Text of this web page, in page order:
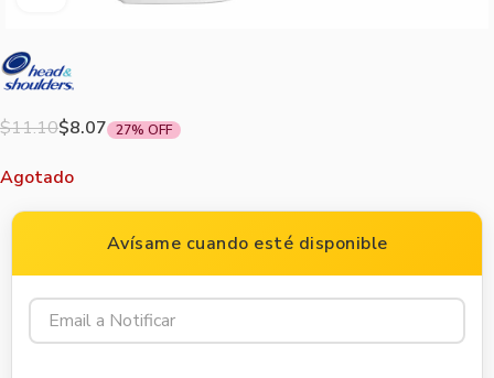
$11.10$8.07 27% OFF
Agotado
Avísame cuando esté disponible